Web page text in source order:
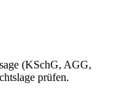
(KSchG, AGG,
prüfen.